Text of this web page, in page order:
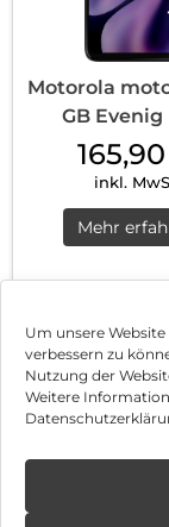
Um unsere
verbessern zu
Nutzung der
Weitere
Motorola moto
GB
165,90
inkl.
Mehr
1
Impressum